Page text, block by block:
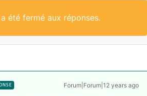
été fermé aux réponses.
Forum|Forum|12 years ago